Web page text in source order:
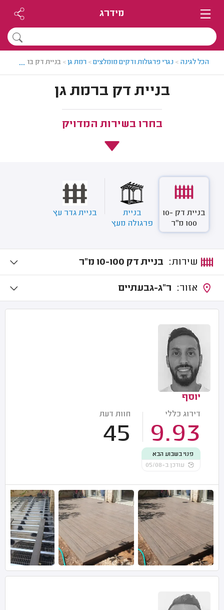
מידרג
הכל לגינה > נגרי פרגולות ודקים מומלצים> רמת גן> בניית דק ברמת גן
...
בניית דק ברמת גן
בחרו בשירות המדויק
בניית דק 10-
100 מ"ר
בניית
פרגולה מעץ
בניית גדר עץ
בניית דק 10-100 מ"ר
ר"ג-גבעתיים
יוסף
דירוג כללי
9.93
חוות דעת
45
פנוי בשבוע הבא
עודכן ב-05/08